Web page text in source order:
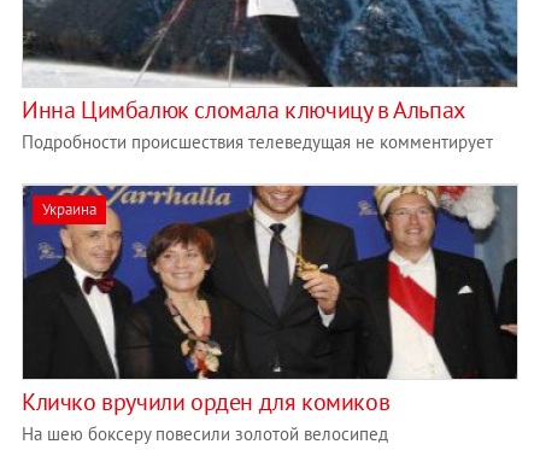
Инна Цимбалюк сломала ключицу в Альпах
Подробности происшествия телеведущая не комментирует
Украина
Кличко вручили орден для комиков
На шею боксеру повесили золотой велосипед